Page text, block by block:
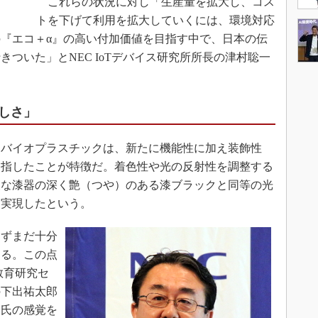
トを下げて利用を拡大していくには、環境対応
エコ＋α』の高い付加価値を目指す中で、日本の伝
ついた」とNEC IoTデバイス研究所所長の津村聡一
さ」
オプラスチックは、新たに機能性に加え装飾性
したことが特徴だ。着色性や光の反射性を調整する
漆器の深く艶（つや）のある漆ブラックと同等の光
現したという。
まだ十分
。この点
育研究セ
出祐太郎
の感覚を